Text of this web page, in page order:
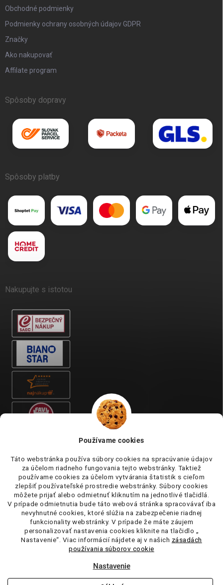
Používame cookies
Táto webstránka používa súbory cookies na spracúvanie údajov
za účelom riadneho fungovania tejto webstránky. Taktiež
používame cookies za účelom vytvárania štatistik s cieľom
zlepšiť používateľské prostredie webstránky. Súbory cookies
môžete prijať alebo odmietnuť kliknutím na jednotlivé tlačidlá.
V prípade odmietnutia bude táto webová stránka spracovávať iba
nevyhnutné cookies, ktoré slúžia na zabezpečenie riadnej
funkcionality webstránky. V prípade že máte záujem
personalizovať nastavenia cookies kliknite na tlačidlo „
Nastavenie“. Viac informácií nájdete aj v našich zásadách
používania súborov cookie
Nastavenie
Obchodné podmienky
Podmienky ochrany osobných údajov GDPR
Značky
Ako nakupovať
Affilate program
Spôsoby dopravy
Spôsoby platby
Nakupujte s istotou